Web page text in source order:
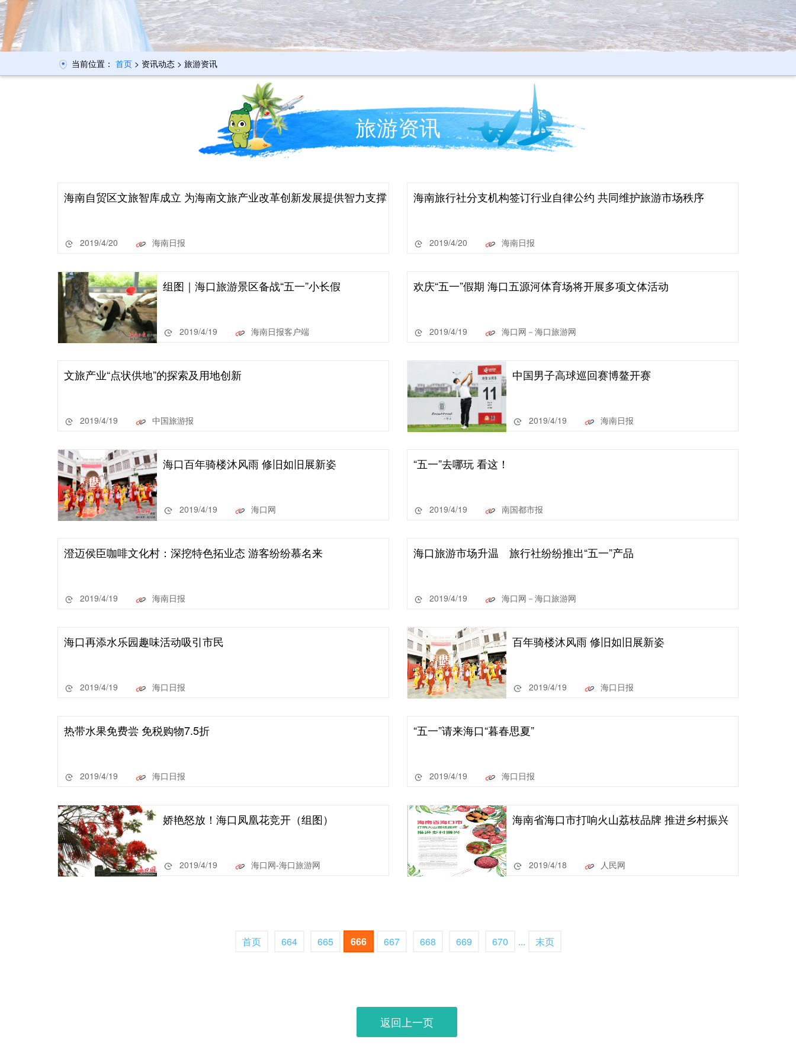
当前位置： 首页 > 资讯动态 > 旅游资讯
旅游资讯
海南自贸区文旅智库成立 为海南文旅产业改革创新发展提供智力支撑
2019/4/20 海南日报
海南旅行社分支机构签订行业自律公约 共同维护旅游市场秩序
2019/4/20 海南日报
组图｜海口旅游景区备战“五一”小长假
2019/4/19 海南日报客户端
欢庆“五一”假期 海口五源河体育场将开展多项文体活动
2019/4/19 海口网－海口旅游网
文旅产业“点状供地”的探索及用地创新
2019/4/19 中国旅游报
中国男子高球巡回赛博鳌开赛
2019/4/19 海南日报
海口百年骑楼沐风雨 修旧如旧展新姿
2019/4/19 海口网
“五一”去哪玩 看这！
2019/4/19 南国都市报
澄迈侯臣咖啡文化村：深挖特色拓业态 游客纷纷慕名来
2019/4/19 海南日报
海口旅游市场升温 旅行社纷纷推出“五一”产品
2019/4/19 海口网－海口旅游网
海口再添水乐园趣味活动吸引市民
2019/4/19 海口日报
百年骑楼沐风雨 修旧如旧展新姿
2019/4/19 海口日报
热带水果免费尝 免税购物7.5折
2019/4/19 海口日报
“五一”请来海口“暮春思夏”
2019/4/19 海口日报
娇艳怒放！海口凤凰花竞开（组图）
2019/4/19 海口网-海口旅游网
海南省海口市打响火山荔枝品牌 推进乡村振兴
2019/4/18 人民网
首页 664 665 666 667 668 669 670 ... 末页
返回上一页